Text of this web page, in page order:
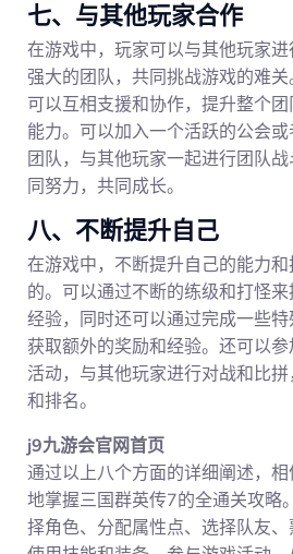
七、与其他玩家合作
在游戏中，玩家可以与其他玩家
强大的团队，共同挑战游戏的难
可以互相支援和协作，提升整个
能力。可以加入一个活跃的公会
团队，与其他玩家一起进行团队
同努力，共同成长。
八、不断提升自己
在游戏中，不断提升自己的能力
的。可以通过不断的练级和打怪
经验，同时还可以通过完成一些
获取额外的奖励和经验。还可以
活动，与其他玩家进行对战和比
和排名。
j9九游会官网首页
通过以上八个方面的详细阐述，
地掌握三国群英传7的全通关攻略
择角色、分配属性点、选择队友、